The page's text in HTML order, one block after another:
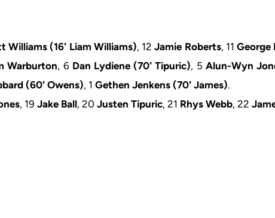
Williams (16′ Liam Williams), 12Jamie Roberts, 11George
Warburton, 6 Dan Lydiene (70′ Tipuric), 5 Alun-Wyn
(60′ Owens), 1 Gethen Jenkens (70′ James).
, 19 Jake Ball, 20 Justen Tipuric, 21 Rhys Webb, 22